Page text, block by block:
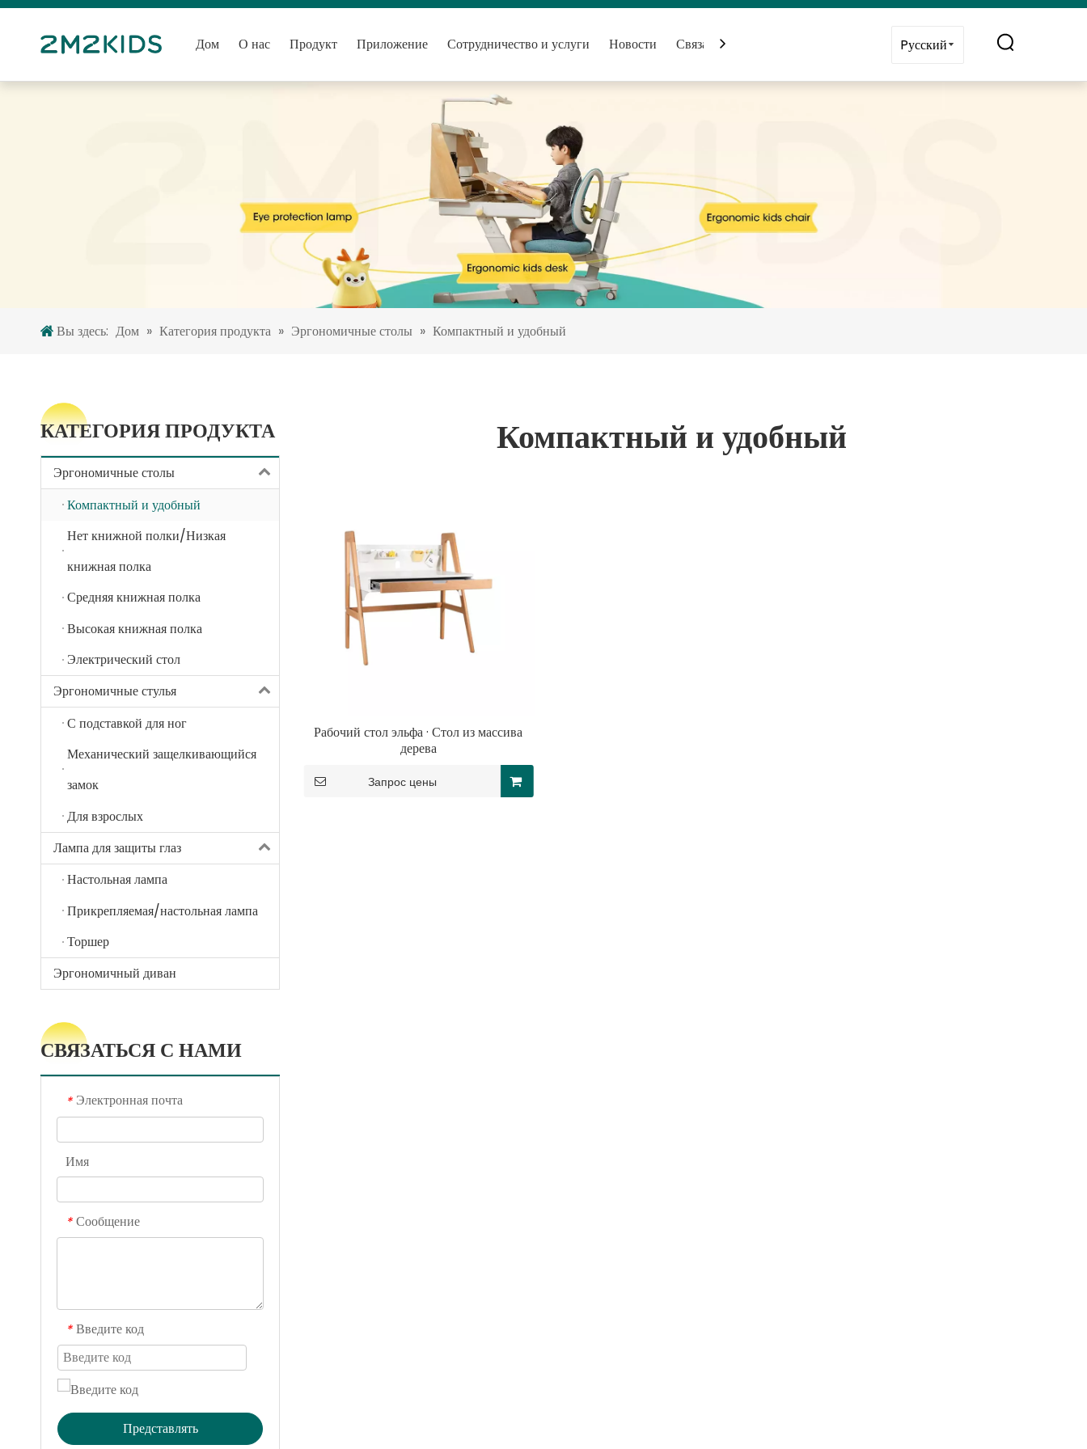
Дом О нас Продукт Приложение Сотрудничество и услуги Новости Связаться с нами Pусский
Вы здесь: Дом » Категория продукта » Эргономичные столы » Компактный и удобный
КАТЕГОРИЯ ПРОДУКТА
Эргономичные столы
Компактный и удобный
Нет книжной полки/Низкая
книжная полка
Средняя книжная полка
Высокая книжная полка
Электрический стол
Эргономичные стулья
С подставкой для ног
Механический защелкивающийся
замок
Для взрослых
Лампа для защиты глаз
Настольная лампа
Прикрепляемая/настольная лампа
Торшер
Эргономичный диван
СВЯЗАТЬСЯ С НАМИ
* Электронная почта
Имя
* Сообщение
* Введите код
Представлять
Компактный и удобный
Рабочий стол эльфа · Стол из массива
дерева
Запрос цены